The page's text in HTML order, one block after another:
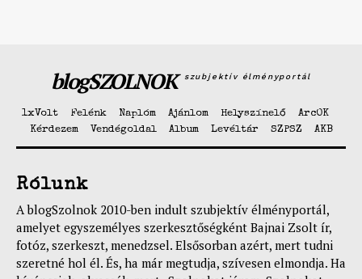
blogSZOLNOK szubjektív élményportál
1xVolt Felénk Naplóm Ajánlom Helyszínelő
ArcOK
Kérdezem
Vendégoldal Album Levéltár SZPSZ AKB
Rólunk
A blogSzolnok 2010-ben indult szubjektív élményportál,
amelyet egyszemélyes szerkesztőségként Bajnai Zsolt ír,
fotóz, szerkeszt, menedzsel. Elsősorban azért, mert tudni
szeretné hol él. És, ha már megtudja, szívesen elmondja. Ha